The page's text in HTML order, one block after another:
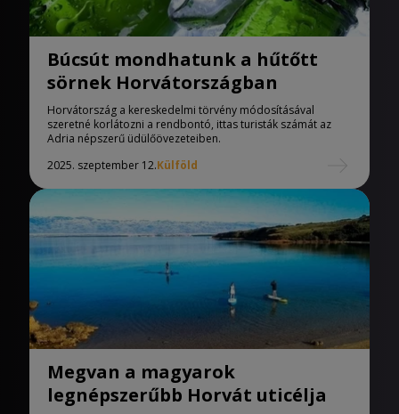
Búcsút mondhatunk a hűtőtt
sörnek Horvátországban
Horvátország a kereskedelmi törvény módosításával
szeretné korlátozni a rendbontó, ittas turisták számát az
Adria népszerű üdülőövezeteiben.
2025. szeptember 12.Külföld
Megvan a magyarok
legnépszerűbb Horvát uticélja